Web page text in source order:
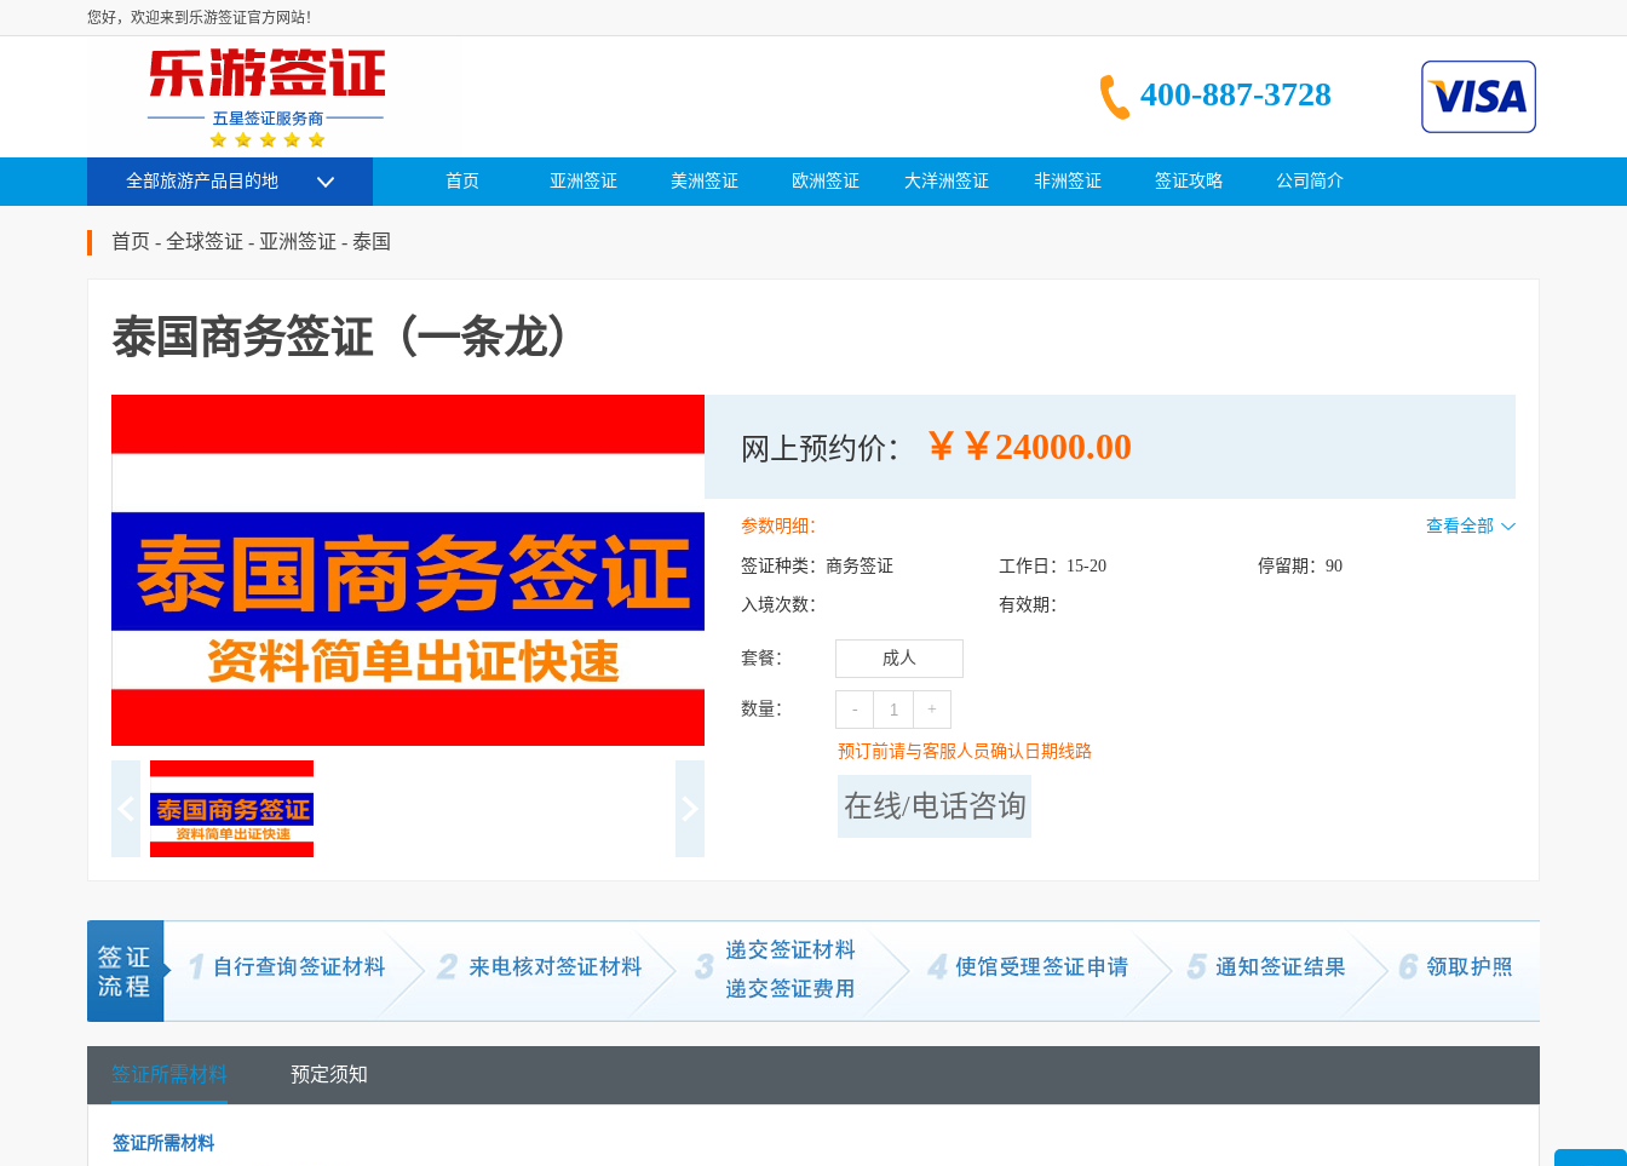
您好，欢迎来到乐游签证官方网站！
400-887-3728
全部旅游产品目的地 首页 亚洲签证 美洲签证 欧洲签证 大洋洲签证 非洲签证 签证攻略 公司简介
首页 - 全球签证 - 亚洲签证 - 泰国
泰国商务签证（一条龙）
网上预约价： ￥￥24000.00
参数明细： 查看全部
签证种类： 商务签证 工作日： 15-20 停留期： 90
入境次数： 有效期：
套餐： 成人
数量： - +
预订前请与客服人员确认日期线路
在线/电话咨询
签证所需材料 预定须知
签证所需材料